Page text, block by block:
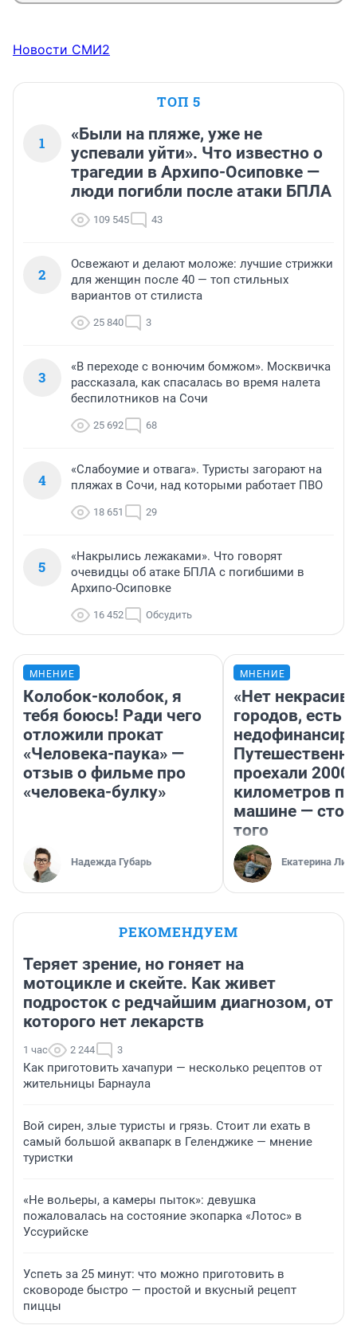
Новости СМИ2
ТОП 5
1
«Были на пляже, уже не
успевали уйти». Что известно о
трагедии в Архипо-Осиповке —
люди погибли после атаки БПЛА
109 545 43
2
Освежают и делают моложе: лучшие стрижки
для женщин после 40 — топ стильных
вариантов от стилиста
25 840 3
3
«В переходе с вонючим бомжом». Москвичка
рассказала, как спасалась во время налета
беспилотников на Сочи
25 692 68
4
«Слабоумие и отвага». Туристы загорают на
пляжах в Сочи, над которыми работает ПВО
18 651 29
5
«Накрылись лежаками». Что говорят
очевидцы об атаке БПЛА с погибшими в
Архипо-Осиповке
16 452 Обсудить
МНЕНИЕ
Колобок-колобок, я
тебя боюсь! Ради чего
отложили прокат
«Человека-паука» —
отзыв о фильме про
«человека-булку»
Надежда Губарь
МНЕНИЕ
«Нет
городов, есть
проехали 2000
километров по
машине —
того
Екатерина
РЕКОМЕНДУЕМ
Теряет зрение, но гоняет на
мотоцикле и скейте. Как живет
подросток с редчайшим диагнозом, от
которого нет лекарств
1 час 2 244 3
Как приготовить хачапури — несколько рецептов от
жительницы Барнаула
Вой сирен, злые туристы и грязь. Стоит ли ехать в
самый большой аквапарк в Геленджике — мнение
туристки
«Не вольеры, а камеры пыток»: девушка
пожаловалась на состояние экопарка «Лотос» в
Уссурийске
Успеть за 25 минут: что можно приготовить в
сковороде быстро — простой и вкусный рецепт
пиццы